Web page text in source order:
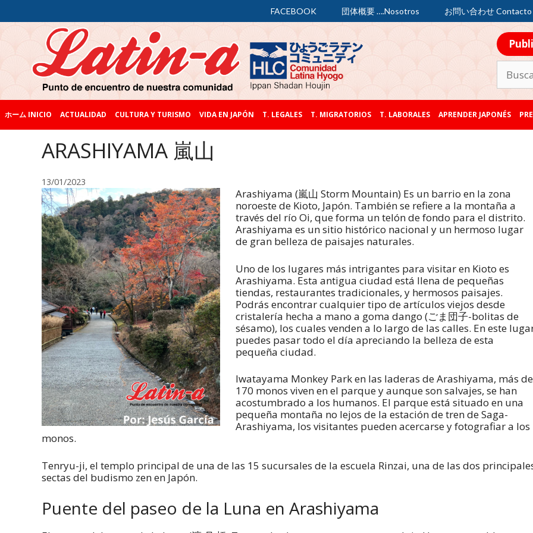
FACEBOOK 団体概要 ….Nosotros お問い合わせ Contacto
ホーム INICIO ACTUALIDAD CULTURA Y TURISMO VIDA EN JAPÓN T. LEGALES T. MIGRATORIOS T. LABORALES APRENDER JAPONÉS
ARASHIYAMA 嵐山
13/01/2023
Arashiyama (嵐山 Storm Mountain) Es un barrio en la zona
noroeste de Kioto, Japón. También se refiere a la montaña a
través del río Oi, que forma un telón de fondo para el distrito.
Arashiyama es un sitio histórico nacional y un hermoso lugar
de gran belleza de paisajes naturales.
Uno de los lugares más intrigantes para visitar en Kioto es
Arashiyama. Esta antigua ciudad está llena de pequeñas
tiendas, restaurantes tradicionales, y hermosos paisajes.
Podrás encontrar cualquier tipo de artículos viejos desde
cristalería hecha a mano a goma dango (ごま団子-bolitas de
sésamo), los cuales venden a lo largo de las calles. En este
puedes pasar todo el día apreciando la belleza de esta
pequeña ciudad.
Iwatayama Monkey Park en las laderas de Arashiyama, más de
170 monos viven en el parque y aunque son salvajes, se han
acostumbrado a los humanos. El parque está situado en una
pequeña montaña no lejos de la estación de tren de Saga-
Arashiyama, los visitantes pueden acercarse y fotografiar a los
monos.
Tenryu-ji, el templo principal de una de las 15 sucursales de la escuela Rinzai, una de las dos
sectas del budismo zen en Japón.
Puente del paseo de la Luna en Arashiyama